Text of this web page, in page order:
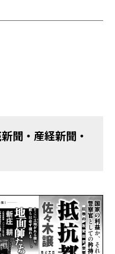
聞・産経新聞・